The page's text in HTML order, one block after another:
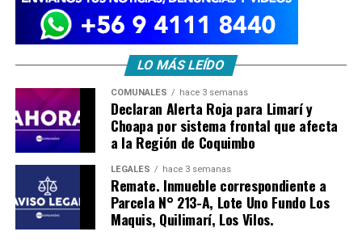
LO MÁS LEÍDO
COMUNALES hace 3 semanas
Declaran Alerta Roja para Limarí y
Choapa por sistema frontal que afecta
a la Región de Coquimbo
LEGALES hace 3 semanas
Remate. Inmueble correspondiente a
Parcela N° 213-A, Lote Uno Fundo Los
Maquis, Quilimarí, Los Vilos.